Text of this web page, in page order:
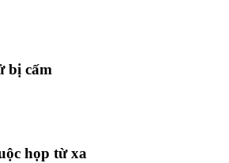
bị cấm
họp từ xa